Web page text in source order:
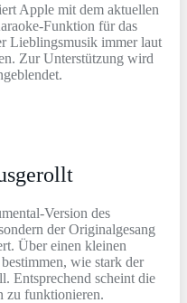
Apple mit dem aktuellen
Funktion für das
Lieblingsmusik immer laut
Zur Unterstützung wird
Version des
der Originalgesang
Über einen kleinen
wie stark der
Entsprechend scheint die
zu funktionieren.